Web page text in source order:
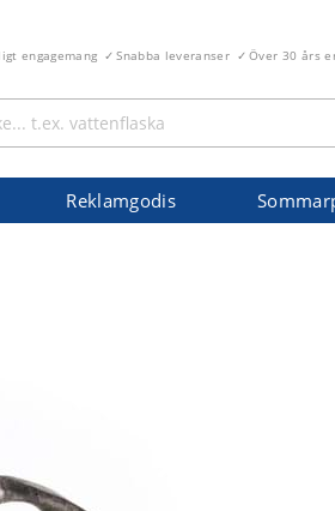
engagemang Snabba leveranser Över 30 års
Reklamgodis